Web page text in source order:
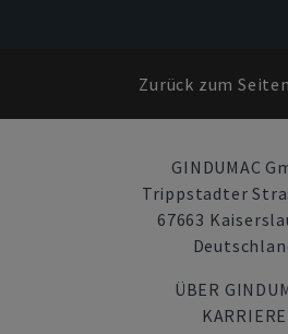
Zurück zum
GINDUMAC
Trippstadter
67663
ÜBER
KARRIERE